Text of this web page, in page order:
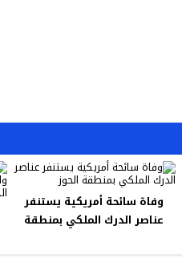
وفاة سائحة أمريكية يستنفر
عناصر الدرك الملكي بمنطقة